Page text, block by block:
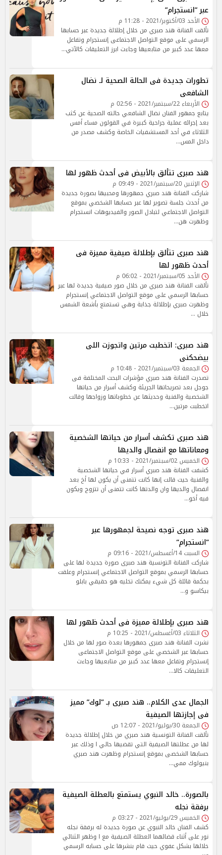
عبر ”انستجرام”
الأحد 03/أكتوبر/2021 - 11:28 م
تألقت الفنانة هند صبري من خلال إطلالة جديدة عبر حسابها
الرسمي على موقع التواصل الاجتماعى إنستجرام وتفاعل
معها عدد كبير من متابعيها وجاءت ابرز التعليقات كالآتي…
تطورات جديدة فى الحالة الصحية لـ نضال
الشافعى
الأربعاء 22/سبتمبر/2021 - 02:56 م
يتابع جمهور الفنان نضال الشافعي حالته الصحية عن كثب
بعد إجرائه عملية جراحية كبيرة في القولون مساء أمس
الثلاثاء في أحد المستشفيات الخاصة وكشف مصدر من
داخل المس…
هند صبرى تتألق بالأبيض فى أحدث ظهور لها
الإثنين 20/سبتمبر/2021 - 09:49 م
شاركت الفنانة هند صبري جمهورها ومحبيها بصورة جديدة
من أحدث جلسة تصوير لها عبر حسابها الشخصي بموقع
التواصل الاجتماعي لتبادل الصور والفيديوهات انستجرام
وظهرت هن…
هند صبرى تتألق بإطلالة صيفية مميزة فى
أحدث ظهور لها
الأحد 05/سبتمبر/2021 - 06:02 م
تألقت الفنانة هند صبري من خلال صور صيفية جديدة لها عبر
حسابها الرسمي على موقع التواصل الاجتماعي إنستجرام
وظهرت صبري بإطلالة جذابة وهي تستمتع بأشعة الشمس
خلال …
هند صبرى: اتخطبت مرتين واتجوزت اللى
بيضحكنى
الجمعة 03/سبتمبر/2021 - 10:48 م
تصدرت الفنانة هند صبري مؤشرات البحث المختلفة فى
جوجل بعد تصريحاتها الجريئة وكشف أسرار من حياتها
الشخصية والفنية وحديثها عن خطوباتها وزواجها وقالت
اتخطبت مرتين…
هند صبرى تكشف أسرار من حياتها الشخصية
ومعاناتها مع انفصال والديها
الخميس 02/سبتمبر/2021 - 10:33 م
كشفت الفنانة هند صبري أسرار في حياتها الشخصية
والفنية حيث قالت إنها كانت تتمنى أن يكون لها أخ بعد
انفصال والديها وان والدتها كانت تتمنى أن تتزوج ويكون
فيه أخو…
هند صبرى توجه نصيحة لجمهورها عبر
”انستجرام”
السبت 14/أغسطس/2021 - 09:16 م
شاركت الفنانة التونسية هند صبرى صورة جديدة لها على
حسابها الرسمي بموقع التواصل الاجتماعي إنستجرام وعلقت
بحكمة قائلة كل شيء يمكنك تخليه هو حقيقي بابلو
بيكاسو و…
هند صبرى بإطلالة مميزة فى أحدث ظهور لها
الثلاثاء 03/أغسطس/2021 - 10:25 م
نشرت الفنانة هند صبرى جمهورها بعدة صور لها من خلال
حسابها عبر الشخصي على موقع التواصل الاجتماعى
إنستجرام وتفاعل معها عدد كبير من متابعيها وجاءت
التعليقات كالا…
الجمال عدى الكلام.. هند صبرى بـ ”لوك” مميز
فى إجازتها الصيفية
الجمعة 30/يوليو/2021 - 12:07 ص
تألقت الفنانة التونسية هند صبري من خلال إطلالة جديدة
لها من عطلتها الصيفية التي تقضيها حالي ا وذلك عبر
حسابها الشخصى بموقع إنستجرام وظهرت هند صبري
بنيولوك ممي…
بالصورة.. خالد النبوي يستمتع بالعطلة الصيفية
برفقة نجله
الخميس 29/يوليو/2021 - 03:27 م
كشف الفنان خالد النبوي عن صورة جديدة له برفقة نجله
نور على أثناء قضائهما العطلة الصيفية مع ا وظهر الثنائي
خلالها بشكل عفوي حيث قام بنشرها على حسابه الرسمي